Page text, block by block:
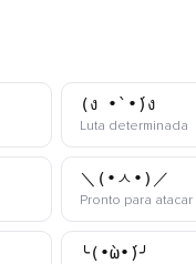
(ง •̀_•́)ง
Luta determinada
＼(•ㅅ•)／
Pronto para atacar
╰(•̀ω•́)╯